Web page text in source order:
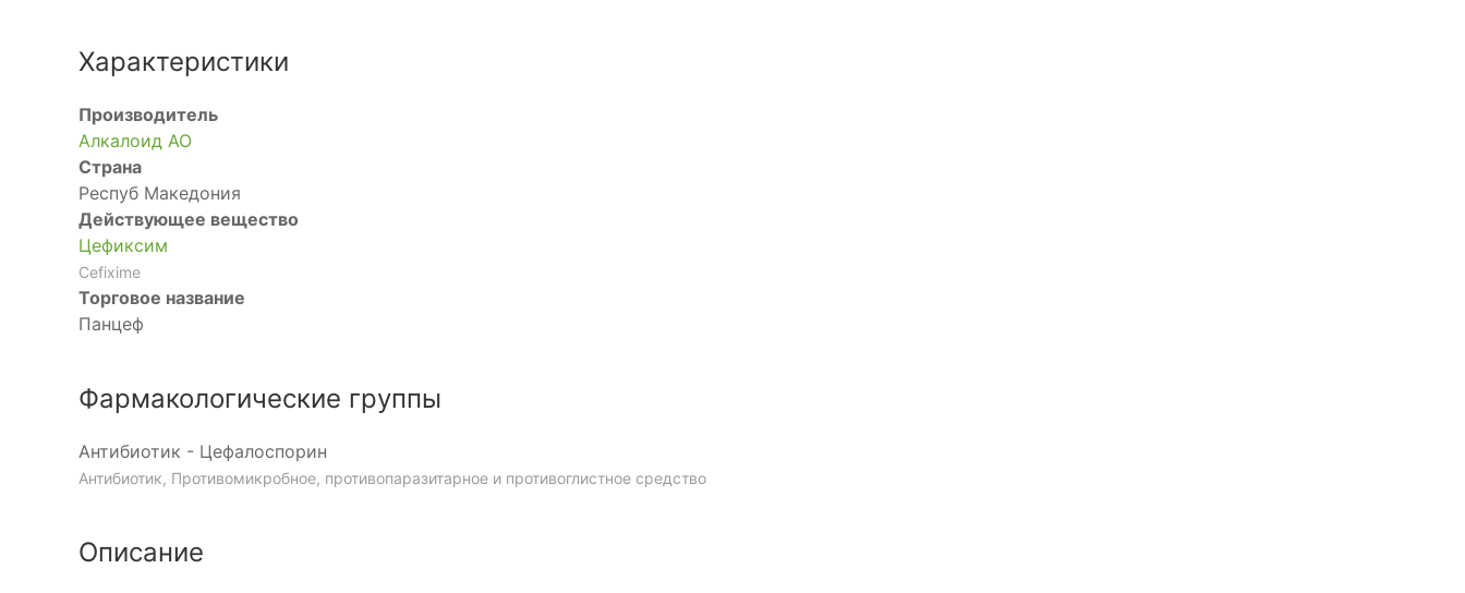
Характеристики
Производитель
Алкалоид АО
Страна
Респуб Македония
Действующее вещество
Цефиксим
Cefixime
Торговое название
Панцеф
Фармакологические группы
Антибиотик - Цефалоспорин
Антибиотик, Противомикробное, противопаразитарное и противоглистное средство
Описание